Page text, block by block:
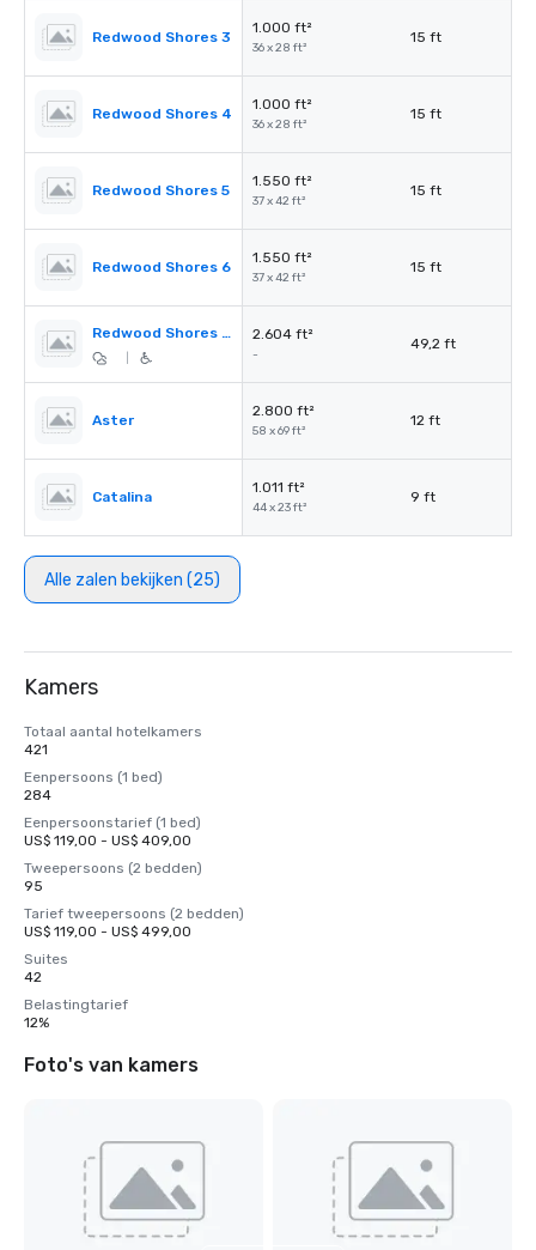
Redwood Shores 3
1.000 ft²
36 x 28 ft²
15 ft
Redwood Shores 4
1.000 ft²
36 x 28 ft²
15 ft
Redwood Shores 5
1.550 ft²
37 x 42 ft²
15 ft
Redwood Shores 6
1.550 ft²
37 x 42 ft²
15 ft
Redwood Shores Pre-Function 2.604 ft²
-
49,2 ft
Aster
2.800 ft²
58 x 69 ft²
12 ft
Catalina
1.011 ft²
44 x 23 ft²
9 ft
Alle zalen bekijken (25)
Kamers
Totaal aantal hotelkamers
421
Eenpersoons (1 bed)
284
Eenpersoonstarief (1 bed)
US$ 119,00 - US$ 409,00
Tweepersoons (2 bedden)
95
Tarief tweepersoons (2 bedden)
US$ 119,00 - US$ 499,00
Suites
42
Belastingtarief
12%
Foto's van kamers